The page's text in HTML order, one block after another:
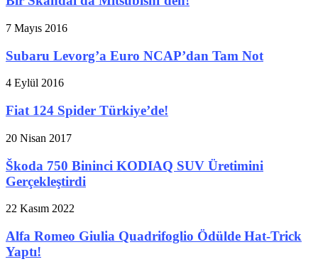
7 Mayıs 2016
Subaru Levorg’a Euro NCAP’dan Tam Not
4 Eylül 2016
Fiat 124 Spider Türkiye’de!
20 Nisan 2017
Škoda 750 Bininci KODIAQ SUV Üretimini
Gerçekleştirdi
22 Kasım 2022
Alfa Romeo Giulia Quadrifoglio Ödülde Hat-Trick
Yaptı!